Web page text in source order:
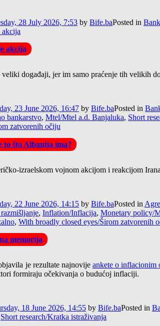
28 July 2026, 7:53 by Bife.baPosted in
akcija
akcija
događaji, jer im samo praćenje tih velikih
23 June 2026, 16:47 by Bife.baPosted in
bankarstvo, Mtel/Mtel a.d. Banjaluka, Short
zatvorenih očiju
to što Albanija ima?
izraelskom vojnom akcijom i reakcijom
22 June 2026, 14:15 by Bife.baPosted in
, Inflation/Inflacija, Monetary policy/
, With broadly closed eyes/Širom zatvorenih
memorija
je rezultate najnovije ankete o inflacionim
formiraju očekivanja o budućoj inflaciji.
18 June 2026, 14:55 by Bife.baPosted in
Short research/Kratka istraživanja